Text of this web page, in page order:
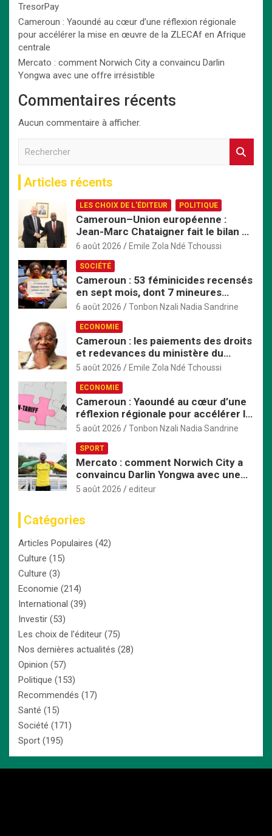
TresorPay
Cameroun : Yaoundé au cœur d’une réflexion régionale
pour accélérer la mise en œuvre de la ZLECAf en Afrique
centrale
Mercato : comment Norwich City a convaincu Darlin
Yongwa avec une offre irrésistible
Commentaires récents
Aucun commentaire à afficher.
h
e
r
Articles récents
LES CHOIX DE L'ÉDITEUR POLITIQUE
Cameroun–Union européenne :
Jean-Marc Chataigner fait le bilan de
son mandat avant son départ
6 août 2026 Emile Zola Ndé Tchoussi
SOCIÉTÉ
Cameroun : 53 féminicides recensés
en sept mois, dont 7 mineures
violées avant d’être tuées
6 août 2026 Tonbon Nzali Nadia Sandrine
ECONOMIE
Cameroun : les paiements des droits
et redevances du ministère du
Commerce passent exclusivement
5 août 2026 Emile Zola Ndé Tchoussi
ECONOMIE
Cameroun : Yaoundé au cœur d’une
réflexion régionale pour accélérer la
mise en œuvre de la ZLECAf en
5 août 2026 Tonbon Nzali Nadia Sandrine
SPORT
Mercato : comment Norwich City a
convaincu Darlin Yongwa avec une
offre irrésistible
5 août 2026 editeur
Catégories
Articles Populaires (42)
Culture (15)
Culture (3)
Economie (214)
International (39)
Investir (53)
Les choix de l'éditeur (75)
Nos dernières actualités (28)
Opinion (57)
Politique (153)
Recommendés (17)
Santé (15)
Société (171)
Sport (195)